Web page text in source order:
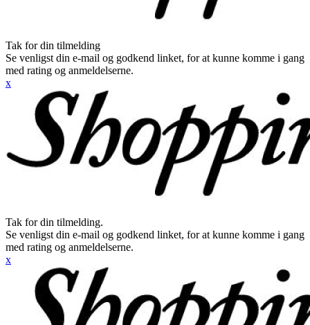
Tak for din tilmelding
Se venligst din e-mail og godkend linket, for at kunne komme i gang
med rating og anmeldelserne.
x
Tak for din tilmelding.
Se venligst din e-mail og godkend linket, for at kunne komme i gang
med rating og anmeldelserne.
x